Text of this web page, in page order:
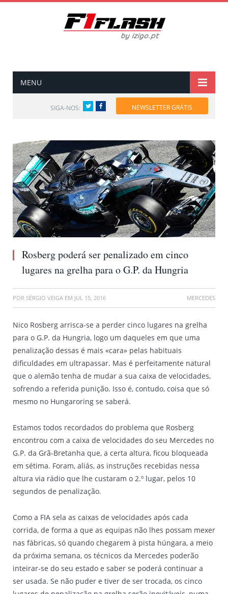
MENU
SIGA-NOS: TwitterFacebook NEWSLETTER GRÁTIS
Rosberg poderá ser penalizado em cinco
lugares na grelha para o G.P. da Hungria
POR SÉRGIO VEIGA EM JUL 15, 2016 MERCEDES
Nico Rosberg arrisca-se a perder cinco lugares na grelha
para o G.P. da Hungria, logo um daqueles em que uma
penalização dessas é mais «cara» pelas habituais
dificuldades em ultrapassar. Mas é perfeitamente natural
que o alemão tenha de mudar a sua caixa de velocidades,
sofrendo a referida punição. Isso é, contudo, coisa que só
mesmo no Hungaroring se saberá.
Estamos todos recordados do problema que Rosberg
encontrou com a caixa de velocidades do seu Mercedes no
G.P. da Grã-Bretanha que, a certa altura, ficou bloqueada
em sétima. Foram, aliás, as instruções recebidas nessa
altura via rádio que lhe custaram o 2.º lugar, pelos 10
segundos de penalização.
Como a FIA sela as caixas de velocidades após cada
corrida, de forma a que as equipas não lhes possam mexer
nas fábricas, só quando chegarem à pista húngara, a meio
da próxima semana, os técnicos da Mercedes poderão
inteirar-se do seu estado e saber se poderá continuar a
ser usada. Se não puder e tiver de ser trocada, os cinco